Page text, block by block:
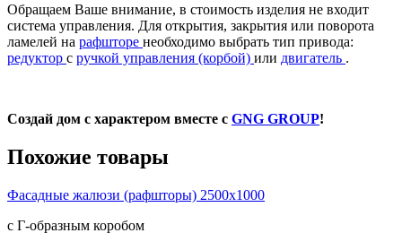
Обращаем Ваше внимание, в стоимость изделия не входит
система управления. Для открытия, закрытия или поворота
ламелей на рафшторе необходимо выбрать тип привода:
редуктор с ручкой управления (корбой) или двигатель .
Создай дом с характером вместе с GNG GROUP!
Похожие товары
Фасадные жалюзи (рафшторы) 2500х1000
с Г-образным коробом